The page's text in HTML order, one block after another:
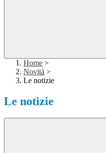
Home >
Novità >
Le notizie
Le notizie